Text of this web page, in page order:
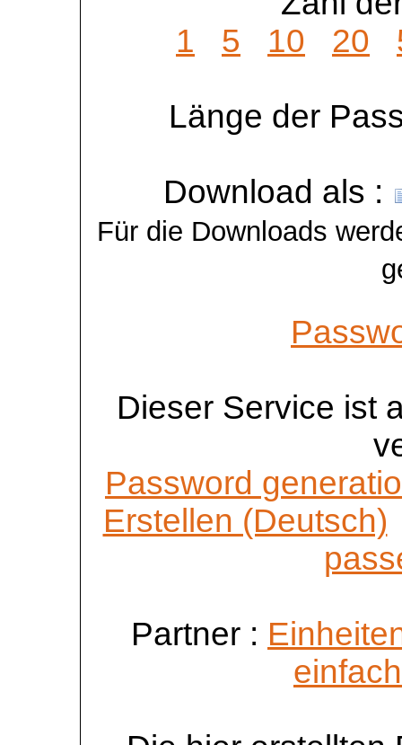
1
5 10 20
Länge der
Download als :
Für die Downloads
Dieser Service ist
Password
Erstellen (Deutsch)
Partner :